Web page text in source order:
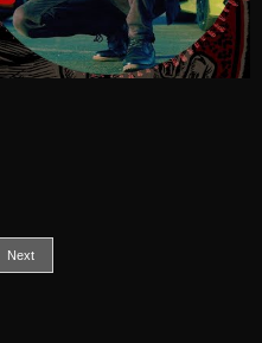
Next